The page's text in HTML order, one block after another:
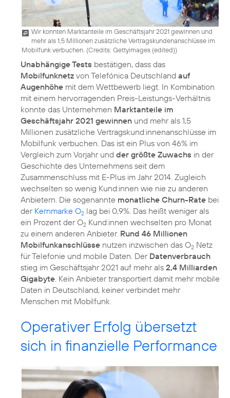
Wir konnten Marktanteile im Geschäftsjahr 2021 gewinnen und
mehr als 1,5 Millionen zusätzliche Vertragskundenanschlüsse im
Mobilfunk verbuchen. (Credits: Gettyimages (edited))
Unabhängige Tests bestätigen, dass das
Mobilfunknetz von Telefónica Deutschland auf
Augenhöhe mit dem Wettbewerb liegt. In Kombination
mit einem hervorragenden Preis-Leistungs-Verhältnis
konnte das Unternehmen Marktanteile im
Geschäftsjahr 2021 gewinnen und mehr als 1,5
Millionen zusätzliche Vertragskund:innenanschlüsse im
Mobilfunk verbuchen. Das ist ein Plus von 46% im
Vergleich zum Vorjahr und der größte Zuwachs in der
Geschichte des Unternehmens seit dem
Zusammenschluss mit E-Plus im Jahr 2014. Zugleich
wechselten so wenig Kund:innen wie nie zu anderen
Anbietern. Die sogenannte monatliche Churn-Rate bei
der Kernmarke O2 lag bei 0,9%. Das heißt weniger als
ein Prozent der O2 Kund:innen wechselten pro Monat
zu einem anderen Anbieter. Rund 46 Millionen
Mobilfunkanschlüsse nutzen inzwischen das O2 Netz
für Telefonie und mobile Daten. Der Datenverbrauch
stieg im Geschäftsjahr 2021 auf mehr als 2,4 Milliarden
Gigabyte. Kein Anbieter transportiert damit mehr mobile
Daten in Deutschland, keiner verbindet mehr
Menschen mit Mobilfunk.
Operativer Erfolg übersetzt
sich in finanzielle Performance